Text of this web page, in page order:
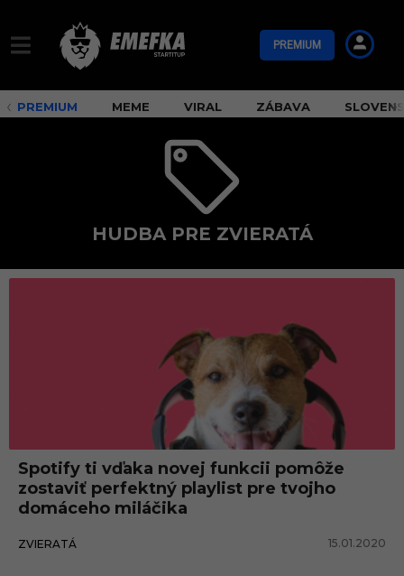
PREMIUM
PREMIUM MEME VIRAL ZÁBAVA
HUDBA PRE ZVIERATÁ
r
e
z
v
Spotify ti vďaka novej funkcii pomôže
zostaviť perfektný playlist pre tvojho
domáceho miláčika
ZVIERATÁ 15.01.2020